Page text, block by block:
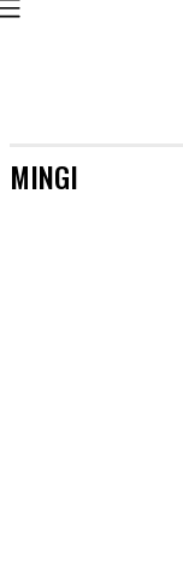
MINGI